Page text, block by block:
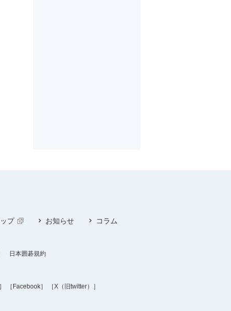
プ お知らせ コラム
日本囲碁規約
［Facebook］ ［X（旧twitter）］